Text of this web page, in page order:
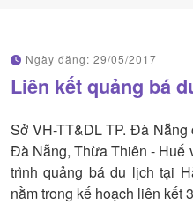
Ngày đăng: 29/05/2017
Liên kết quảng bá
Sở VH-TT&DL TP. Đà
Đà Nẵng, Thừa Thiên - Huế
trình quảng bá du lịch tại
nằm trong kế hoạch liên kết